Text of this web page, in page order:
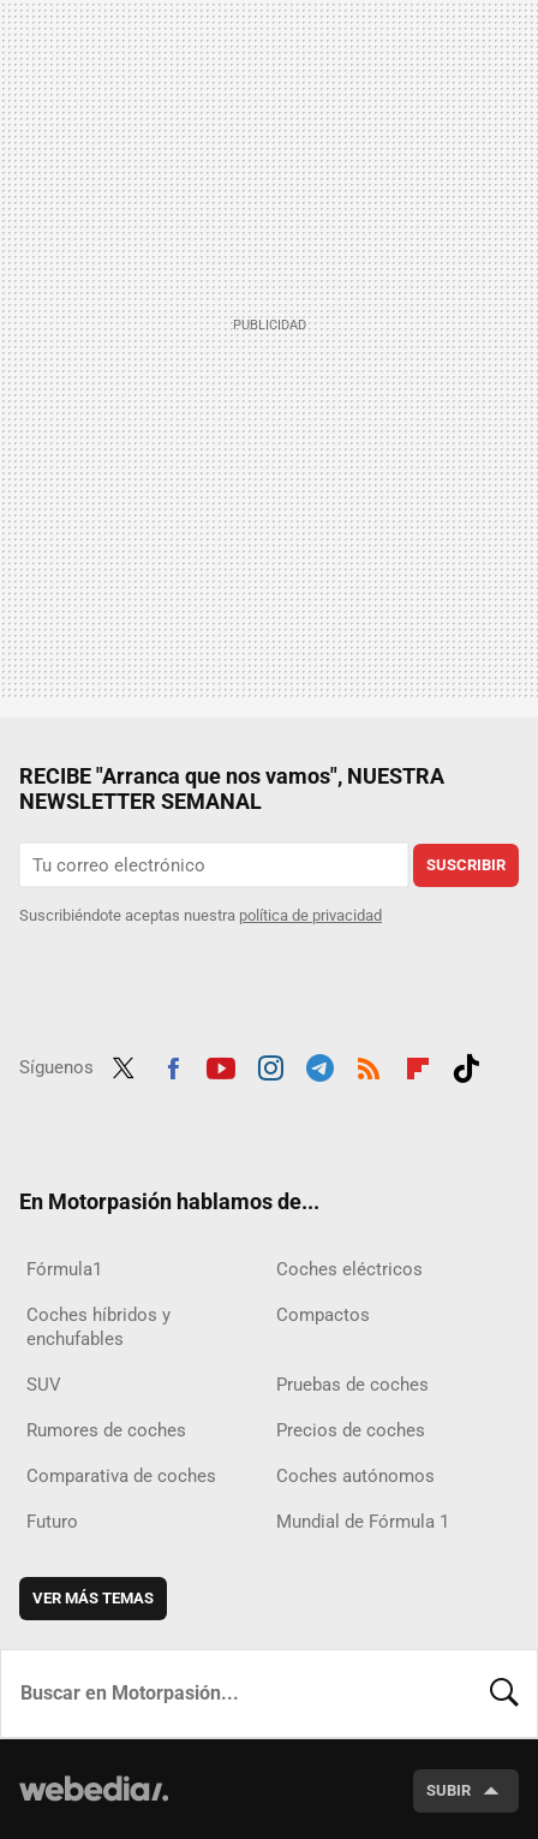
RECIBE "Arranca que nos vamos", NUESTRA
NEWSLETTER SEMANAL
SUSCRIBIR
Suscribiéndote aceptas nuestra política de privacidad
Síguenos
En Motorpasión hablamos de...
Fórmula1 Coches eléctricos
Coches híbridos y
enchufables
Compactos
SUV Pruebas de coches
Rumores de coches Precios de coches
Comparativa de coches Coches autónomos
Futuro Mundial de Fórmula 1
VER MÁS TEMAS
SUBIR